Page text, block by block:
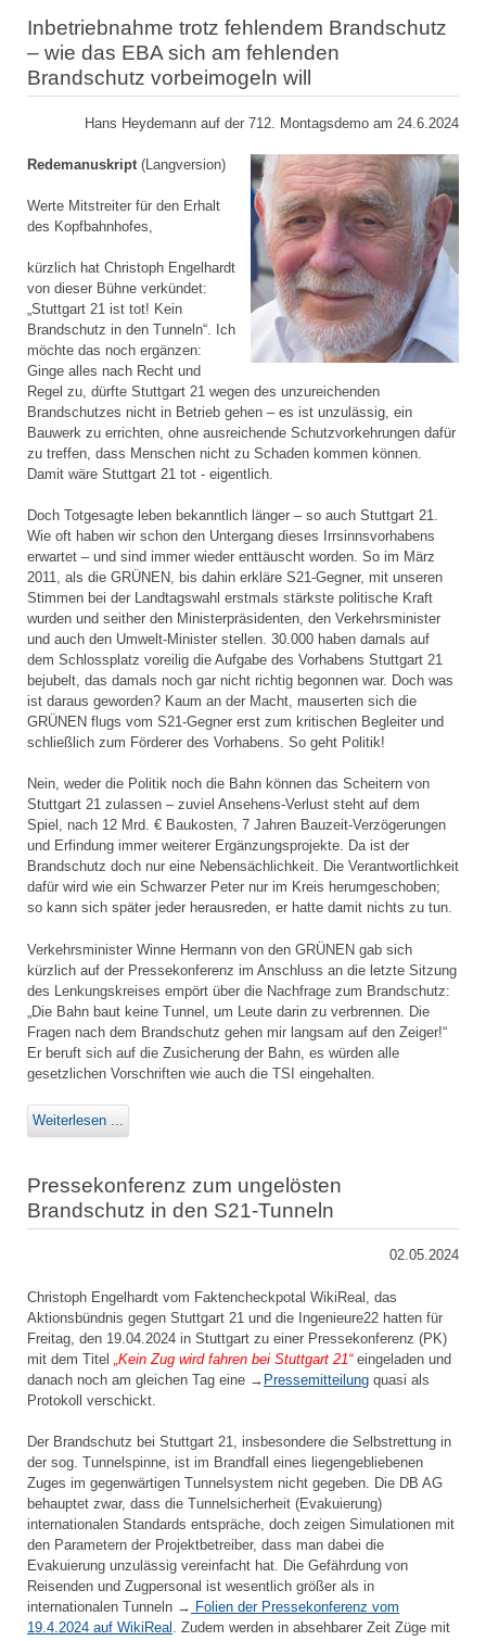
Inbetriebnahme trotz fehlendem Brandschutz
– wie das EBA sich am fehlenden
Brandschutz vorbeimogeln will
Hans Heydemann auf der 712. Montagsdemo am 24.6.2024
Redemanuskript (Langversion)
Werte Mitstreiter für den Erhalt
des Kopfbahnhofes,
kürzlich hat Christoph Engelhardt
von dieser Bühne verkündet:
„Stuttgart 21 ist tot! Kein
Brandschutz in den Tunneln“. Ich
möchte das noch ergänzen:
Ginge alles nach Recht und
Regel zu, dürfte Stuttgart 21 wegen des unzureichenden
Brandschutzes nicht in Betrieb gehen – es ist unzulässig, ein
Bauwerk zu errichten, ohne ausreichende Schutzvorkehrungen dafür
zu treffen, dass Menschen nicht zu Schaden kommen können.
Damit wäre Stuttgart 21 tot - eigentlich.
Doch Totgesagte leben bekanntlich länger – so auch Stuttgart 21.
Wie oft haben wir schon den Untergang dieses Irrsinnsvorhabens
erwartet – und sind immer wieder enttäuscht worden. So im März
2011, als die GRÜNEN, bis dahin erkläre S21-Gegner, mit unseren
Stimmen bei der Landtagswahl erstmals stärkste politische Kraft
wurden und seither den Ministerpräsidenten, den Verkehrsminister
und auch den Umwelt-Minister stellen. 30.000 haben damals auf
dem Schlossplatz voreilig die Aufgabe des Vorhabens Stuttgart 21
bejubelt, das damals noch gar nicht richtig begonnen war. Doch was
ist daraus geworden? Kaum an der Macht, mauserten sich die
GRÜNEN flugs vom S21-Gegner erst zum kritischen Begleiter und
schließlich zum Förderer des Vorhabens. So geht Politik!
Nein, weder die Politik noch die Bahn können das Scheitern von
Stuttgart 21 zulassen – zuviel Ansehens-Verlust steht auf dem
Spiel, nach 12 Mrd. € Baukosten, 7 Jahren Bauzeit-Verzögerungen
und Erfindung immer weiterer Ergänzungsprojekte. Da ist der
Brandschutz doch nur eine Nebensächlichkeit. Die Verantwortlichkeit
dafür wird wie ein Schwarzer Peter nur im Kreis herumgeschoben;
so kann sich später jeder herausreden, er hatte damit nichts zu tun.
Verkehrsminister Winne Hermann von den GRÜNEN gab sich
kürzlich auf der Pressekonferenz im Anschluss an die letzte Sitzung
des Lenkungskreises empört über die Nachfrage zum Brandschutz:
„Die Bahn baut keine Tunnel, um Leute darin zu verbrennen. Die
Fragen nach dem Brandschutz gehen mir langsam auf den Zeiger!“
Er beruft sich auf die Zusicherung der Bahn, es würden alle
gesetzlichen Vorschriften wie auch die TSI eingehalten.
Weiterlesen ...
Pressekonferenz zum ungelösten
Brandschutz in den S21-Tunneln
02.05.2024
Christoph Engelhardt vom Faktencheckpotal WikiReal, das
Aktionsbündnis gegen Stuttgart 21 und die Ingenieure22 hatten für
Freitag, den 19.04.2024 in Stuttgart zu einer Pressekonferenz (PK)
mit dem Titel „Kein Zug wird fahren bei Stuttgart 21“eingeladen und
danach noch am gleichen Tag eine → Pressemitteilung quasi als
Protokoll verschickt.
Der Brandschutz bei Stuttgart 21, insbesondere die Selbstrettung in
der sog. Tunnelspinne, ist im Brandfall eines liegengebliebenen
Zuges im gegenwärtigen Tunnelsystem nicht gegeben. Die DB AG
behauptet zwar, dass die Tunnelsicherheit (Evakuierung)
internationalen Standards entspräche, doch zeigen Simulationen mit
den Parametern der Projektbetreiber, dass man dabei die
Evakuierung unzulässig vereinfacht hat. Die Gefährdung von
Reisenden und Zugpersonal ist wesentlich größer als in
internationalen Tunneln → Folien der Pressekonferenz vom
19.4.2024 auf WikiReal . Zudem werden in absehbarer Zeit Züge mit